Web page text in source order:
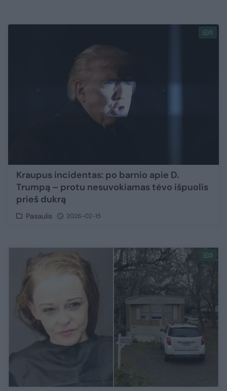
11
Kraupus incidentas: po barnio apie D.
Trumpą – protu nesuvokiamas tėvo išpuolis
prieš dukrą
Pasaulis 2026-02-15
3